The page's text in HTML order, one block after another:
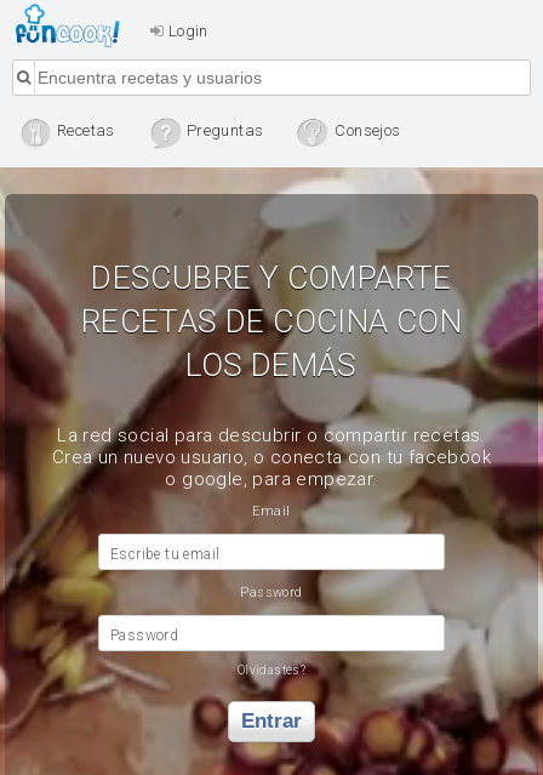
Login
Recetas Preguntas Consejos
DESCUBRE Y COMPARTE
RECETAS DE COCINA CON
LOS DEMÁS
La red social para descubrir o compartir recetas.
Crea un nuevo usuario, o conecta con tu facebook
o google, para empezar.
Email
Escribe tu email
Password
Password
Olvidastes?
Entrar